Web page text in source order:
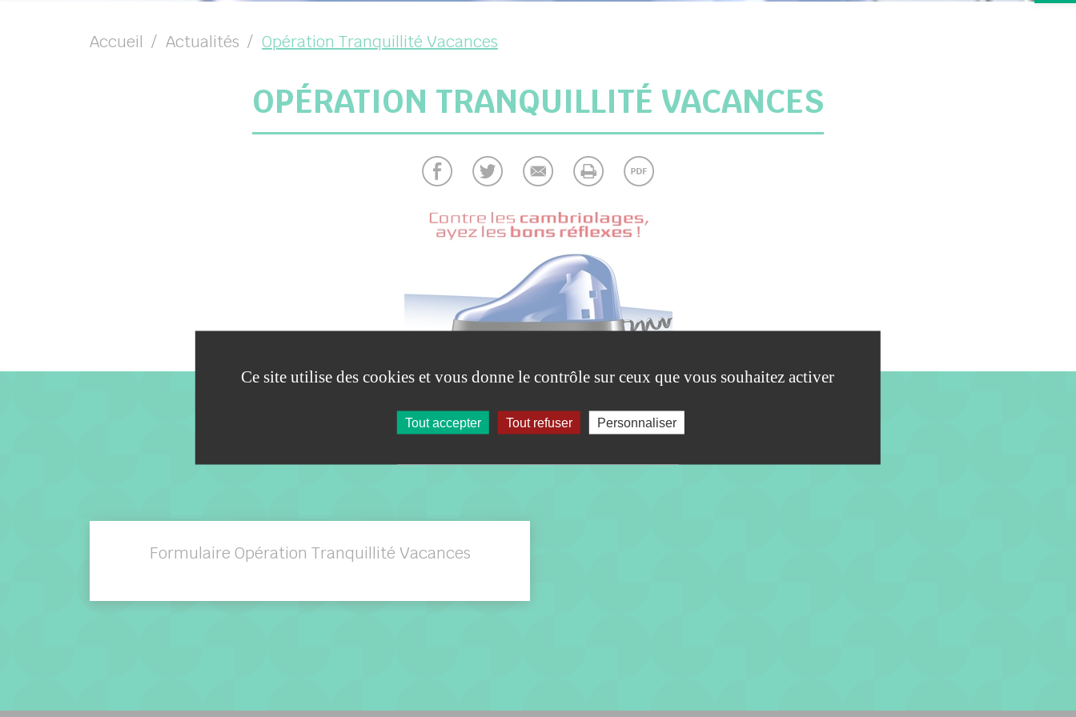
Accueil Actualités Opération Tranquillité Vacances
OPÉRATION TRANQUILLITÉ VACANCES
DOCUMENTS À TÉLÉCHARGER
Formulaire Opération Tranquillité Vacances
Ce site utilise des cookies et vous donne le contrôle sur ceux que vous souhaitez activer
Tout accepter Tout refuser Personnaliser